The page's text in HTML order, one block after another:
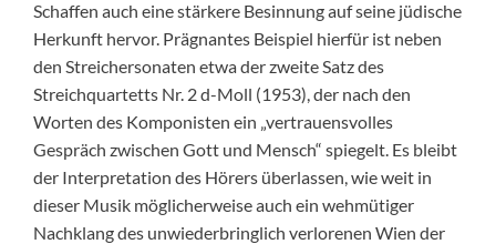
Schaffen auch eine stärkere Besinnung auf seine jüdische
Herkunft hervor. Prägnantes Beispiel hierfür ist neben
den Streichersonaten etwa der zweite Satz des
Streichquartetts Nr. 2 d-Moll (1953), der nach den
Worten des Komponisten ein „vertrauensvolles
Gespräch zwischen Gott und Mensch“ spiegelt. Es bleibt
der Interpretation des Hörers überlassen, wie weit in
dieser Musik möglicherweise auch ein wehmütiger
Nachklang des unwiederbringlich verlorenen Wien der